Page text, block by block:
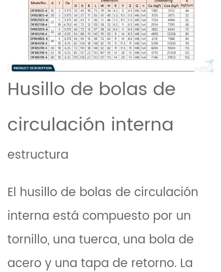
Husillo de bolas de
circulación interna
estructura
El husillo de bolas de circulación
interna está compuesto por un
tornillo, una tuerca, una bola de
acero y una tapa de retorno. La